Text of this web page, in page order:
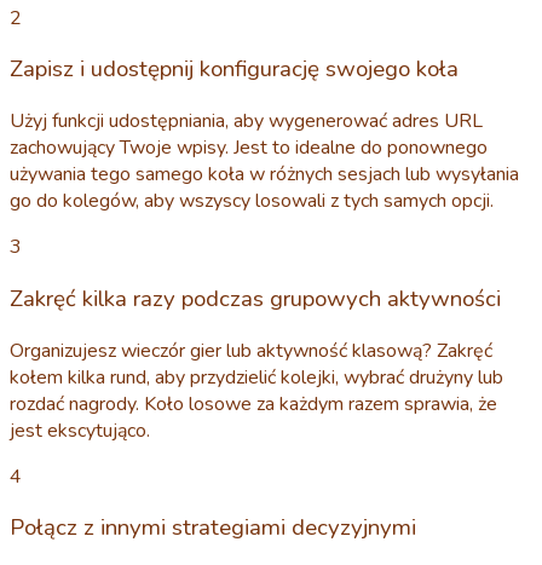
2
Zapisz i udostępnij konfigurację swojego koła
Użyj funkcji udostępniania, aby wygenerować adres URL
zachowujący Twoje wpisy. Jest to idealne do ponownego
używania tego samego koła w różnych sesjach lub wysyłania
go do kolegów, aby wszyscy losowali z tych samych opcji.
3
Zakręć kilka razy podczas grupowych aktywności
Organizujesz wieczór gier lub aktywność klasową? Zakręć
kołem kilka rund, aby przydzielić kolejki, wybrać drużyny lub
rozdać nagrody. Koło losowe za każdym razem sprawia, że
jest ekscytująco.
4
Połącz z innymi strategiami decyzyjnymi